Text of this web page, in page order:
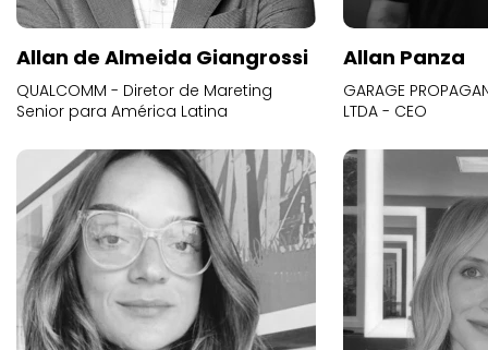
Allan de Almeida Giangrossi
QUALCOMM - Diretor de Mareting
Senior para América Latina
Allan Panza
GARAGE
LTDA - CEO